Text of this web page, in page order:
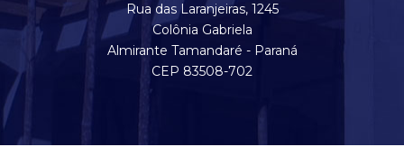
Rua das Laranjeiras, 1245
Colônia Gabriela
Almirante Tamandaré - Paraná
CEP 83508-702